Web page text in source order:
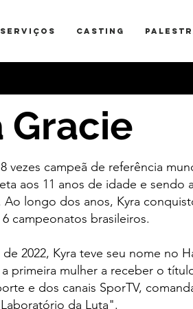
SERVIÇOS CASTING
Gracie
vezes campeã de referência
aos 11 anos de idade e sendo
Ao longo dos anos, Kyra
campeonatos brasileiros.
2022, Kyra teve seu nome no
primeira mulher a receber o
e dos canais SporTV,
da Luta".